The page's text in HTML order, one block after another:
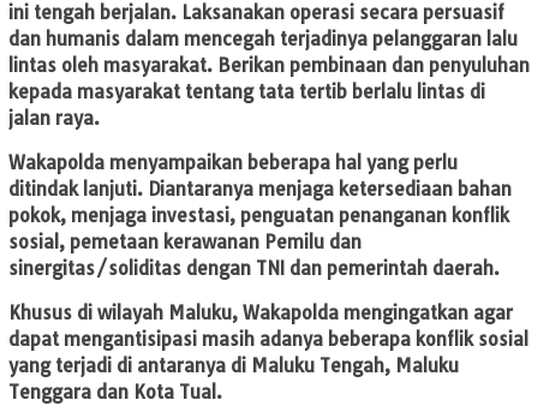
ini tengah berjalan. Laksanakan operasi secara persuasif
dan humanis dalam mencegah terjadinya pelanggaran lalu
lintas oleh masyarakat. Berikan pembinaan dan penyuluhan
kepada masyarakat tentang tata tertib berlalu lintas di
jalan raya.
Wakapolda menyampaikan beberapa hal yang perlu
ditindak lanjuti. Diantaranya menjaga ketersediaan bahan
pokok, menjaga investasi, penguatan penanganan konflik
sosial, pemetaan kerawanan Pemilu dan
sinergitas/soliditas dengan TNI dan pemerintah daerah.
Khusus di wilayah Maluku, Wakapolda mengingatkan agar
dapat mengantisipasi masih adanya beberapa konflik sosial
yang terjadi di antaranya di Maluku Tengah, Maluku
Tenggara dan Kota Tual.